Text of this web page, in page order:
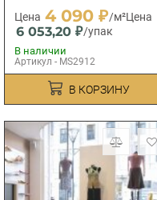
Цена 4 090 ₽/м²Цена
6 053,20 ₽/упак
В наличии
Артикул - MS2912
В КОРЗИНУ